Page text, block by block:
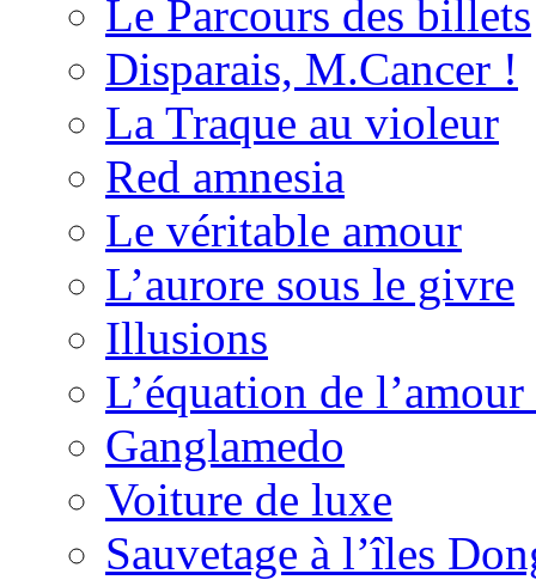
Le Parcours des billets
Disparais, M.Cancer !
La Traque au violeur
Red amnesia
Le véritable amour
L’aurore sous le givre
Illusions
L’équation de
Ganglamedo
Voiture de luxe
Sauvetage à l’îles